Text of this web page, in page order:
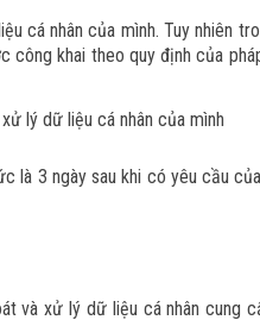
cá nhân của mình. Tuy nhiên
công khai theo quy định của
lý dữ liệu cá nhân của mình
3 ngày sau khi có yêu cầu
và xử lý dữ liệu cá nhân cung